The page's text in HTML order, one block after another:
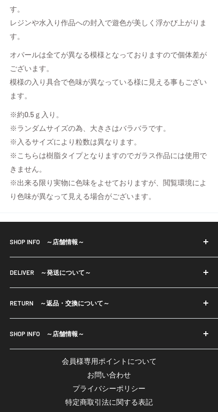
す。
レジンや水入り作品への封入で遊色が美しく浮かび上がりま
す。
オパールは全てが異なる模様となっておりますので個体差が
ございます。
模様の入り具合で色味が異なっている様に見える事もござい
ます。
※約0.5ｇ入り。
※ランダムサイズの為、大きさはバラバラです。
※入るサイズにより粒数は異なります。
※こちらは樹脂タイプとなりますのでガラス作品には使用で
きません。
※出来る限り実物に色味をよせておりますが、閲覧環境によ
り色味が異なって見える場合がございます。
SHOP INFO ～店舗情報～
※当店で取り扱っておりますパーツ等は輸入品も御座い
ます。
輸入品は小さな傷・色ムラ等もある場合が御座います。
一部商品は店舗と在庫共有をしております為、ご注文の
欠品商品は入荷次第発送させて頂きます。 予めご了承く
・注文承諾メールが届いてから7営業日以内にご入金くだ
※7営業日以内にお振込みがない場合はキャンセル扱いに
DELIVER ～発送について～
・宅配便、
メール便（ネコポスまたはクリックポスト）で発送いた
します。
・お振込み確認後7日以内の発送となりますが、発送まで
らせいたします。
RETURN ～返品・交換について～
■返品について
・ご注文と異なる商品や不良品が万一届いてしまった場
合は、商品到着後7日以内にご返品ください。
※但し、お客様のもとで破損、汚れが生じた場合は返品
■返品送料・返金手数料
返品送料・返金手数料は品質不良による場合は弊社負
SHOP INFO ～店舗情報～
Crystal Aglaia
agrize.ec01@gmail.com
営業時間：平日11:00～18:00
休業日：土日・祝日
会員様専用ポイントについて
お問い合わせ
プライバシーポリシー
特定商取引法に関する表記